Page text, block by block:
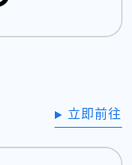
立即前往